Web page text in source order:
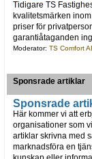
Tidigare TS
kvalitetsmärken
priser för
garantiåtaganden
Moderator: TS Comfort
Sponsrade artiklar
Sponsrade
Här kommer vi att
organisationer som
artiklar skrivna med
marknadsföra en